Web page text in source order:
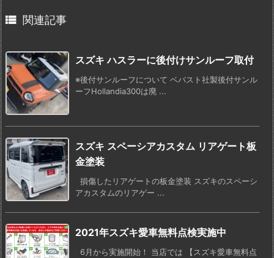
 関連記事
スズキ ハスラーに後付けサンルーフ取付
※後付サンルーフについて ベバスト社製後付サンル
ーフHollandia300は廃 ...
スズキ スペーシアカスタム リアゲート板
金塗装
損傷したリアゲートの板金塗装 スズキのスペーシ
アカスタムのリアゲー ...
2021年スズキ愛車無料点検実施中
6月から実施開始！ 当店では 【スズキ愛車無料点